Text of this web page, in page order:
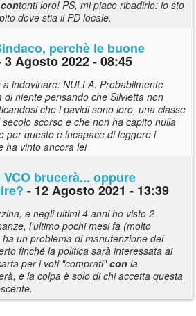
contenti loro! PS, mi piace ribadirlo: io sto
dove stia il PD locale.
perchè le buone
3 Agosto 2022 - 08:45
indovinare: NULLA. Probabilmente
niente pensando che Silvietta non
che i pavidi sono loro, una classe
scorso e che non ha capito nulla
per questo è incapace di leggere i
ha vinto ancora lei
brucerà... oppure
- 12 Agosto 2021 - 13:39
e negli ultimi 4 anni ho visto 2
l'ultimo pochi mesi fa (molto
un problema di manutenzione dei
finché la politica sarà interessata ai
per i voti "comprati"con la
e la colpa è solo di chi accetta questa